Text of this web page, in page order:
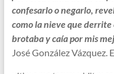
confesarlo o negarlo,
como la nieve que
brotaba y caía por mis
José González Vázquez.